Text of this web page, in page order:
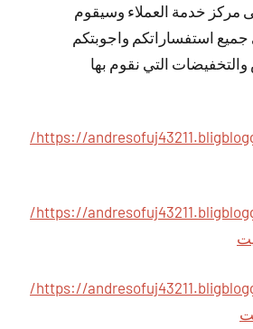
مركز خدمة العملاء وسيقوم
جميع استفساراتكم واجوبتكم
التي نقوم بها
https://andresofuj43211.bligblogging.com/23257005/
https://andresofuj43211.bligblogging.com/23257006/
https://andresofuj43211.bligblogging.com/23257008/